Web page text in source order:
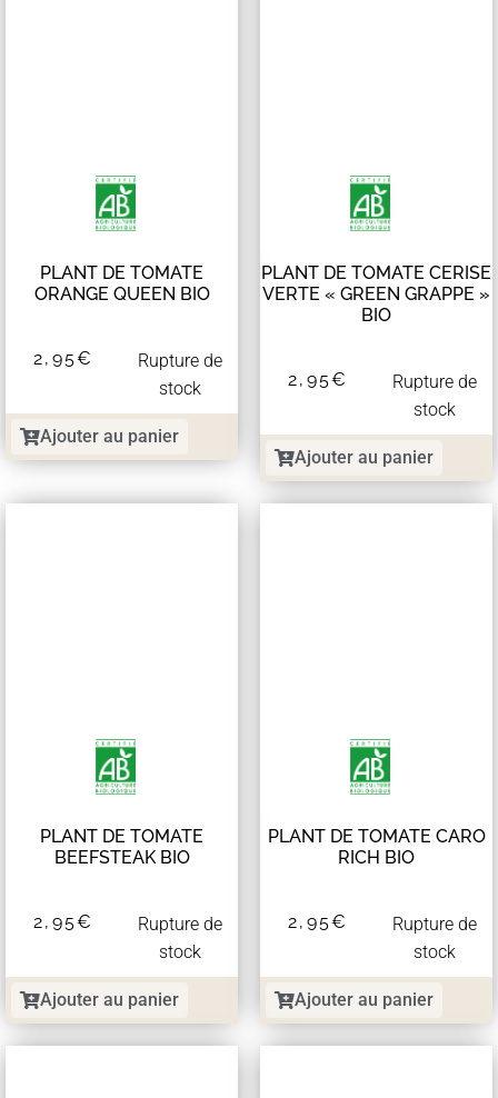
PLANT DE TOMATE
ORANGE QUEEN BIO
2,95€
Rupture de
stock
Ajouter au panier
PLANT DE TOMATE CERISE
VERTE « GREEN GRAPPE »
BIO
2,95€
Rupture de
stock
Ajouter au panier
PLANT DE TOMATE
BEEFSTEAK BIO
2,95€
Rupture de
stock
Ajouter au panier
PLANT DE TOMATE CARO
RICH BIO
2,95€
Rupture de
stock
Ajouter au panier